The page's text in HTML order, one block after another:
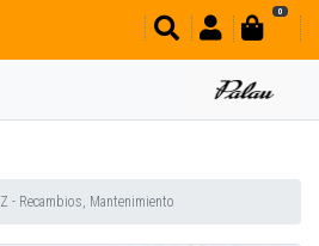
0
Z - Recambios, Mantenimiento